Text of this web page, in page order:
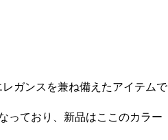
レガンスを兼ね備えたアイテムで
っており、新品はここのカラー